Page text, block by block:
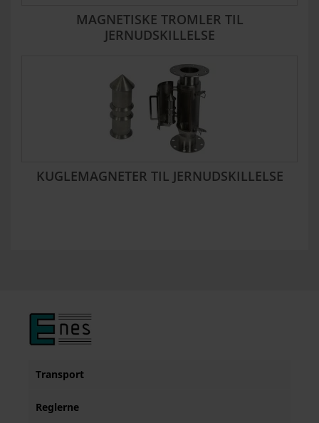
MAGNETISKE TROMLER TIL
JERNUDSKILLELSE
KUGLEMAGNETER TIL JERNUDSKILLELSE
Transport
Reglerne